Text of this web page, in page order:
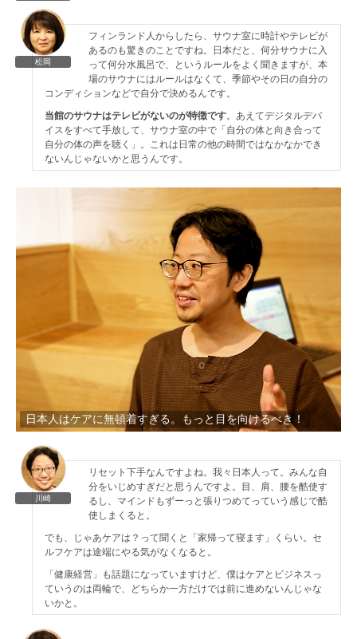
松岡
フィンランド人からしたら、サウナ室に時計やテレビが
あるのも驚きのことですね。日本だと、何分サウナに入
って何分水風呂で、というルールをよく聞きますが、本
場のサウナにはルールはなくて、季節やその日の自分の
コンディションなどで自分で決めるんです。
当館のサウナはテレビがないのが特徴です。あえてデジタルデバ
イスをすべて手放して、サウナ室の中で「自分の体と向き合って
自分の体の声を聴く」。これは日常の他の時間ではなかなかでき
ないんじゃないかと思うんです。
日本人はケアに無頓着すぎる。もっと目を向けるべき！
川崎
リセット下手なんですよね。我々日本人って。みんな自
分をいじめすぎだと思うんですよ。目、肩、腰を酷使す
るし、マインドもずーっと張りつめてっていう感じで酷
使しまくると。
でも、じゃあケアは？って聞くと「家帰って寝ます」くらい。セ
ルフケアは途端にやる気がなくなると。
「健康経営」も話題になっていますけど、僕はケアとビジネスっ
ていうのは両輪で、どちらか一方だけでは前に進めないんじゃな
いかと。